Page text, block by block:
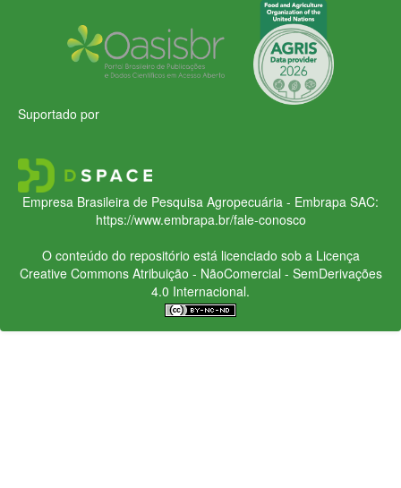
Suportado por
Empresa Brasileira de Pesquisa Agropecuária - Embrapa SAC:
https://www.embrapa.br/fale-conosco
O conteúdo do repositório está licenciado sob a Licença
Creative CommonsAtribuição - NãoComercial - SemDerivações
4.0 Internacional.